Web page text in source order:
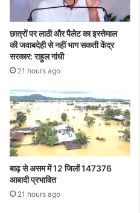
छात्रों पर लाठी और पैलेट का इस्तेमाल
की जवाबदेही से नहीं भाग सकती केंद्र
सरकार: राहुल गांधी
21 hours ago
बाढ़ से असम में 12 जिलों 147376
आबादी प्रभावित
21 hours ago